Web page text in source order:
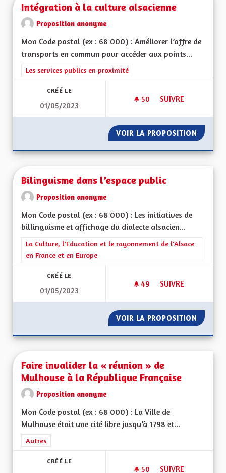
Intégration à la culture alsacienne
Proposition anonyme
Mon Code postal (ex : 68 000) : Améliorer l’offre de
transports en commun pour accéder aux points...
Filtrer les résultats de la catégorie : Les services publics en
Les services publics en proximité
CRÉÉ LE
01/05/2023
50 50 ABONNÉS
SUIVRE
VOIR LA PROPOSITION
Bilinguisme dans l’espace public
Proposition anonyme
Mon Code postal (ex : 68 000) : Les initiatives de
billinguisme et affichage du dialecte alsacien...
Filtrer les résultats de la catégorie : La Culture, l'Education et
La Culture, l'Education et le rayonnement de l'Alsace
en France et en Europe
CRÉÉ LE
01/05/2023
49 49 ABONNÉS
SUIVRE
VOIR LA PROPOSITION
Faire invalider la « réunion » de
Mulhouse à la République Française
Proposition anonyme
Mon Code postal (ex : 68 000) : La Ville de
Mulhouse était une cité libre jusqu’à 1798 et...
Filtrer les résultats de la catégorie : Autres
Autres
CRÉÉ LE
50 50 ABONNÉS
SUIVRE